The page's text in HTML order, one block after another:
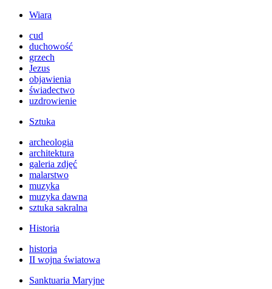
Wiara
cud
duchowość
grzech
Jezus
objawienia
świadectwo
uzdrowienie
Sztuka
archeologia
architektura
galeria zdjęć
malarstwo
muzyka
muzyka dawna
sztuka sakralna
Historia
historia
II wojna światowa
Sanktuaria Maryjne